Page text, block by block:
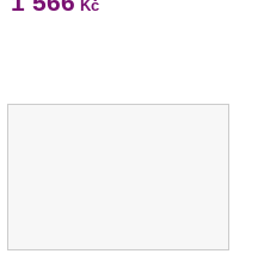
Kč